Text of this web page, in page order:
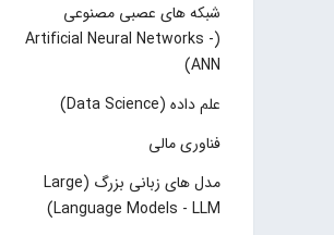
شبکه های عصبی مصنوعی
(Artificial Neural Networks -
ANN)
علم داده (Data Science)
فناوری مالی
مدل های زبانی بزرگ (Large
Language Models - LLM)